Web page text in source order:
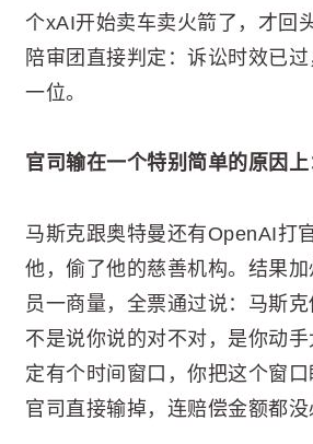
个xAI开始卖车卖火箭了，才回
陪审团直接判定：诉讼时效已
一位。
官司输在一个特别简单的原因上
马斯克跟奥特曼还有OpenAI打
他，偷了他的慈善机构。结果
员一商量，全票通过说：马斯克
不是说你说的对不对，是你动
定有个时间窗口，你把这个窗
官司直接输掉，连赔偿金额都没